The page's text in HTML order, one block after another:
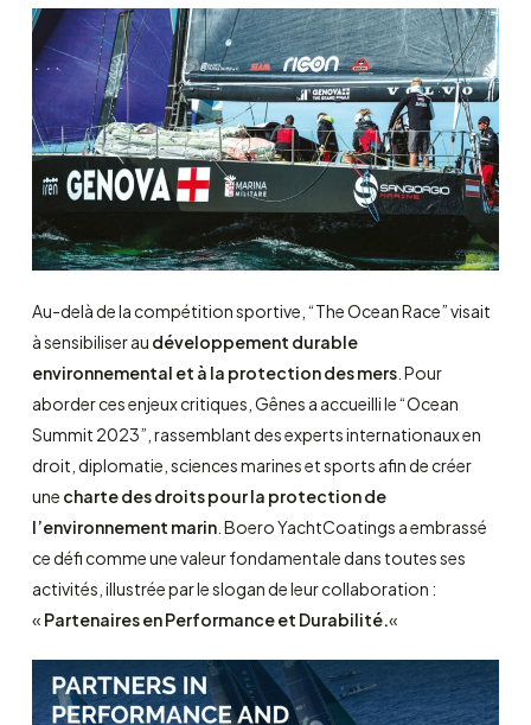
Au-delà de la compétition sportive, “The Ocean Race” visait
à sensibiliser au développement durable
environnemental et à la protection des mers. Pour
aborder ces enjeux critiques, Gênes a accueilli le “Ocean
Summit 2023”, rassemblant des experts internationaux en
droit, diplomatie, sciences marines et sports afin de créer
une charte des droits pour la protection de
l’environnement marin. Boero YachtCoatings a embrassé
ce défi comme une valeur fondamentale dans toutes ses
activités, illustrée par le slogan de leur collaboration :
« Partenaires en Performance et Durabilité.«